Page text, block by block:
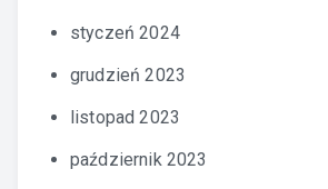
styczeń 2024
grudzień 2023
listopad 2023
październik 2023